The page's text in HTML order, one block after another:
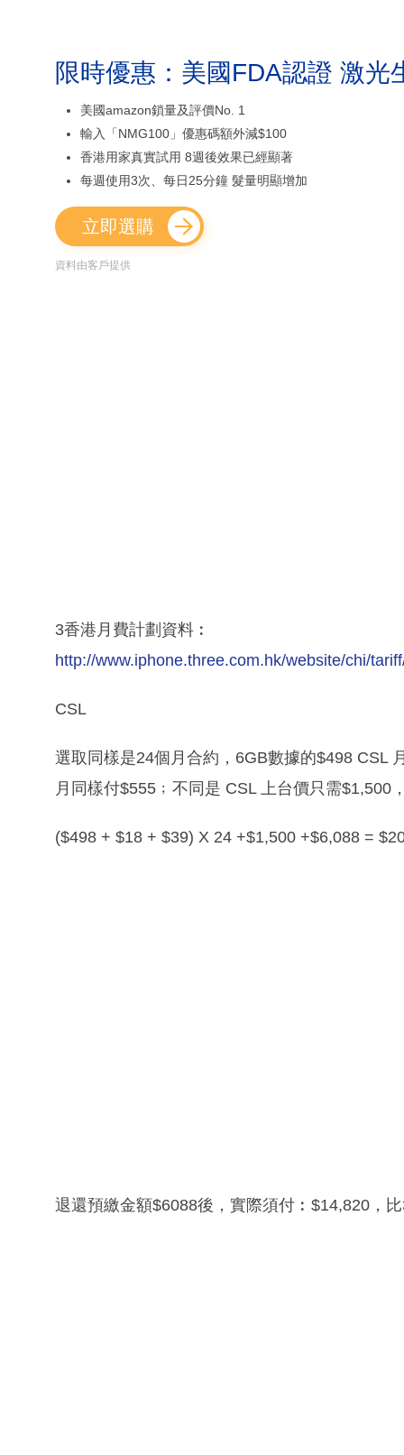
限時優惠：美國FDA認證 激光
美國amazon鎖量及評價No. 1
輸入「NMG100」優惠碼額外減$100
香港用家真實試用 8週後效果已經顯著
每週使用3次、每日25分鐘 髮量明顯增加
立即選購
資料由客戶提供
3香港月費計劃資料︰
http://www.iphone.three.com.hk/website/chi/
CSL
選取同樣是24個月合約，6GB數據的$498 CSL
月同樣付$555﹔不同是 CSL 上台價只需
($498 + $18 + $39) X 24 +$1,500 +$6,088 =
退還預繳金額$6088後，實際須付︰$14,820，